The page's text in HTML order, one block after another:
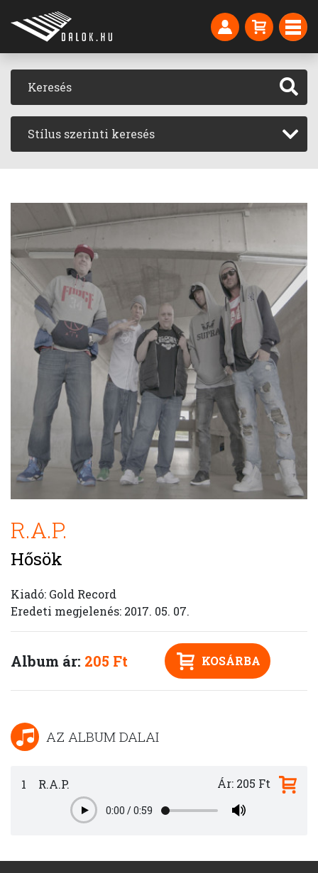
Stílus szerinti keresés
R.A.P.
Hősök
Kiadó: Gold Record
Eredeti megjelenés: 2017. 05. 07.
Album ár: 205 Ft KOSÁRBA
AZ ALBUM DALAI
1 R.A.P.
Play0:00 /0:59
Ár: 205 Ft